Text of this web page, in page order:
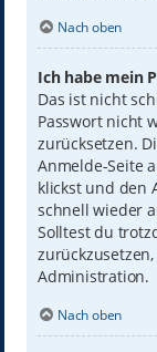
Nach oben
Ich habe mein
Das ist nicht
Passwort nicht
zurücksetzen.
Anmelde-Seite
klickst und den
schnell wieder
Solltest du
Administration.
Nach oben